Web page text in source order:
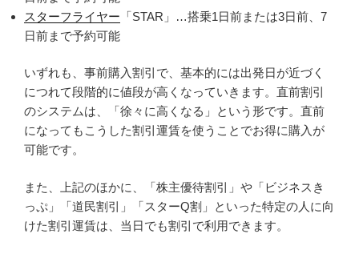
スターフライヤー 「STAR」…搭乗1日前または3日前、7
日前まで予約可能
いずれも、事前購入割引で、基本的には出発日が近づく
につれて段階的に値段が高くなっていきます。直前割引
のシステムは、「徐々に高くなる」という形です。直前
になってもこうした割引運賃を使うことでお得に購入が
可能です。
また、上記のほかに、「株主優待割引」や「ビジネスき
っぷ」「道民割引」「スターQ割」といった特定の人に向
けた割引運賃は、当日でも割引で利用できます。